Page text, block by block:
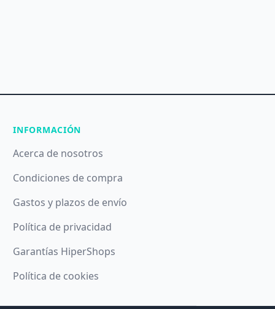
INFORMACIÓN
Acerca de nosotros
Condiciones de compra
Gastos y plazos de envío
Política de privacidad
Garantías HiperShops
Política de cookies